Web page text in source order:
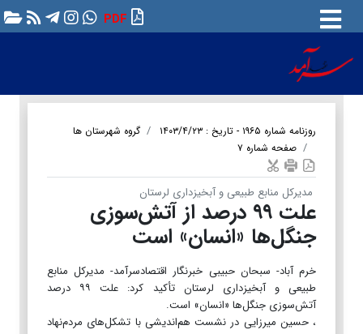
PDF
روزنامه شماره ۱۹۶۵ - تاریخ : ۱۴۰۳/۴/۲۳
گروه شهرستان ها
صفحه شماره ۷
مدیرکل منابع طبیعی و آبخیزداری لرستان
علت ۹۹ درصد از آتش‌سوزی
جنگل‌ها «انسان» است
خرم آباد- سبحان حبیبی خبرنگار اقتصادسرآمد- مدیرکل منابع
طبیعی و آبخیزداری لرستان تأکید کرد: علت ۹۹ درصد
آتش‌سوزی جنگل‌ها «انسان» است.
، حسین میرزایی در نشست هم‌اندیشی با تشکل‌های مردم‌نهاد